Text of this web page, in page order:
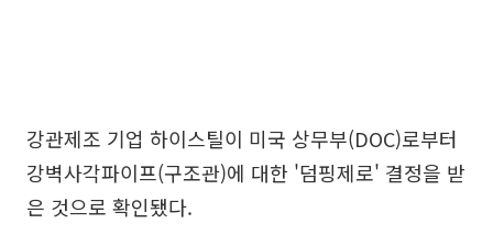
강관제조 기업 하이스틸이 미국 상무부(DOC)로부터
강벽사각파이프(구조관)에 대한 '덤핑제로' 결정을 받
은 것으로 확인됐다.